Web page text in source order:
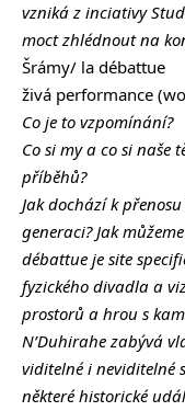
vzniká z inciativy
moct zhlédnout na
Šrámy/ la débattue
živá performance
Co je to vzpomínání?
Co si my a co si naše
příběhů?
Jak dochází k
generaci? Jak
débattue je site
fyzického divadla a
prostorů a hrou s
N’Duhirahe zabývá
viditelné i neviditelné
některé historické